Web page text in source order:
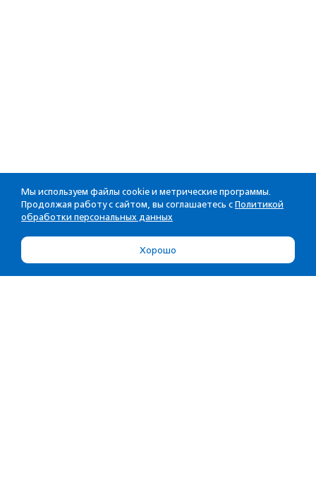
Мы используем файлы cookie и метрические программы.
Продолжая работу с сайтом, вы соглашаетесь с Политикой
обработки персональных данных
Хорошо